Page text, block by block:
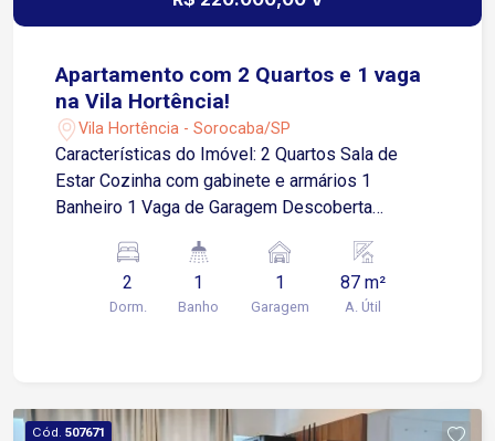
Apartamento com 2 Quartos e 1 vaga
na Vila Hortência!
Vila Hortência - Sorocaba/SP
Características do Imóvel: 2 Quartos Sala de
Estar Cozinha com gabinete e armários 1
Banheiro 1 Vaga de Garagem Descoberta
Paulo e ao Centro de Sorocaba Próximo a
supermercados, farmácias e diversos comércios
da região
2
Dorm.
1
Banho
1
Garagem
87 m²
A. Útil
Cód. 507671